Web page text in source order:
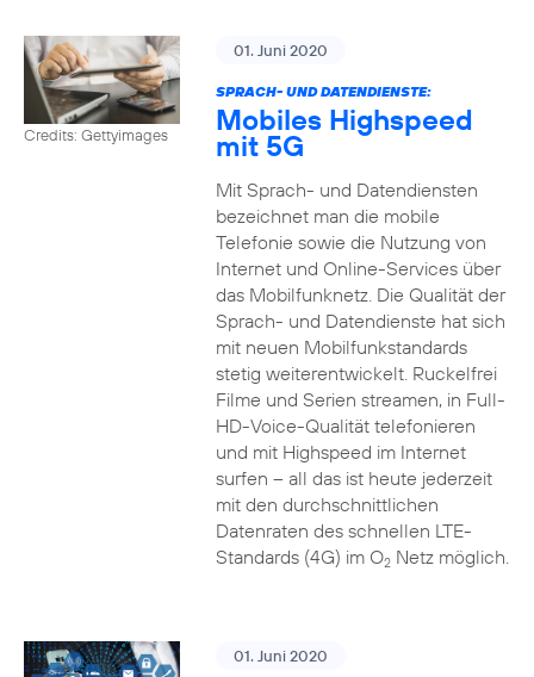
Credits: Gettyimages
01. Juni 2020
SPRACH- UND DATENDIENSTE:
Mobiles Highspeed
mit 5G
Mit Sprach- und Datendiensten
bezeichnet man die mobile
Telefonie sowie die Nutzung von
Internet und Online-Services über
das Mobilfunknetz. Die Qualität der
Sprach- und Datendienste hat sich
mit neuen Mobilfunkstandards
stetig weiterentwickelt. Ruckelfrei
Filme und Serien streamen, in Full-
HD-Voice-Qualität telefonieren
und mit Highspeed im Internet
surfen – all das ist heute jederzeit
mit den durchschnittlichen
Datenraten des schnellen LTE-
Standards (4G) im O2Netz möglich.
01. Juni 2020